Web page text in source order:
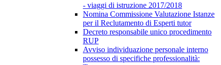
- viaggi di istruzione 2017/2018
Nomina Commissione Valutazione Istanze
per il Reclutamento di Esperti tutor
Decreto responsabile unico procedimento
RUP
Avviso individuazione personale interno
possesso di specifiche professionalità: